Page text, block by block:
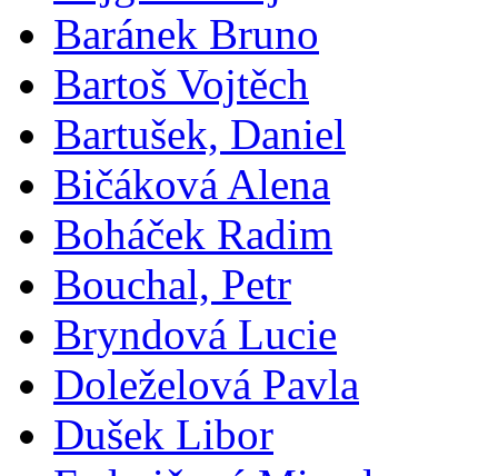
Baránek Bruno
Bartoš Vojtěch
Bartušek, Daniel
Bičáková Alena
Boháček Radim
Bouchal, Petr
Bryndová Lucie
Doleželová Pavla
Dušek Libor